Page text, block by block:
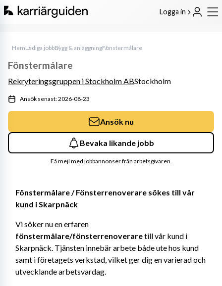
Logga in
HemLediga jobbBygg & anläggningFönstermålare
Fönstermålare / Fönsterrenoverare sökes till vår
kund i Skarpnäck
fönstermålare/fönsterrenoverare till vår kund i
Skarpnäck. Tjänsten innebär arbete både ute hos kund
samt i företagets verkstad, vilket ger dig en varierad och
utvecklande arbetsvardag.
Fönstermålare
Rekryteringsgruppen i Stockholm ABStockholm
Ansök senast: 2026-08-23
Ansök nu
Bevaka likande jobb
Få mejl med jobbannonser från arbetsgivaren.